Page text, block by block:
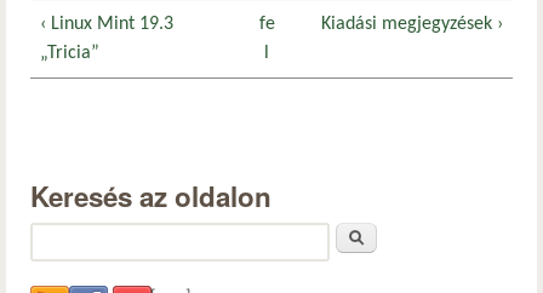
‹ Linux Mint 19.3
„Tricia”
fe
l
Kiadási megjegyzések ›
Keresés az oldalon